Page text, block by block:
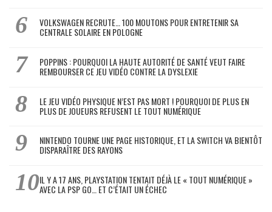
VOLKSWAGEN RECRUTE… 100 MOUTONS POUR ENTRETENIR SA
CENTRALE SOLAIRE EN POLOGNE
POPPINS : POURQUOI LA HAUTE AUTORITÉ DE SANTÉ VEUT FAIRE
REMBOURSER CE JEU VIDÉO CONTRE LA DYSLEXIE
LE JEU VIDÉO PHYSIQUE N’EST PAS MORT ! POURQUOI DE PLUS EN
PLUS DE JOUEURS REFUSENT LE TOUT NUMÉRIQUE
NINTENDO TOURNE UNE PAGE HISTORIQUE, ET LA SWITCH VA BIENTÔT
DISPARAÎTRE DES RAYONS
IL Y A 17 ANS, PLAYSTATION TENTAIT DÉJÀ LE « TOUT NUMÉRIQUE »
AVEC LA PSP GO… ET C’ÉTAIT UN ÉCHEC